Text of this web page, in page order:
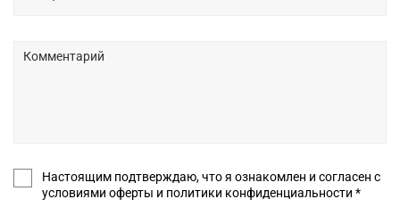
Настоящим подтверждаю, что я ознакомлен и согласен с
условиями оферты и политики конфиденциальности *